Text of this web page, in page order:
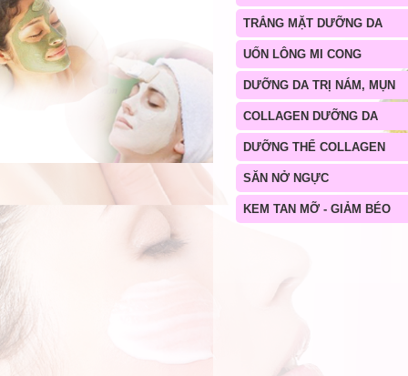
TRẮNG MẶT DƯỠNG DA
UỐN LÔNG MI CONG
DƯỠNG DA TRỊ NÁM, MỤN
COLLAGEN DƯỠNG DA
DƯỠNG THỂ COLLAGEN
SĂN NỞ NGỰC
KEM TAN MỠ - GIẢM BÉO